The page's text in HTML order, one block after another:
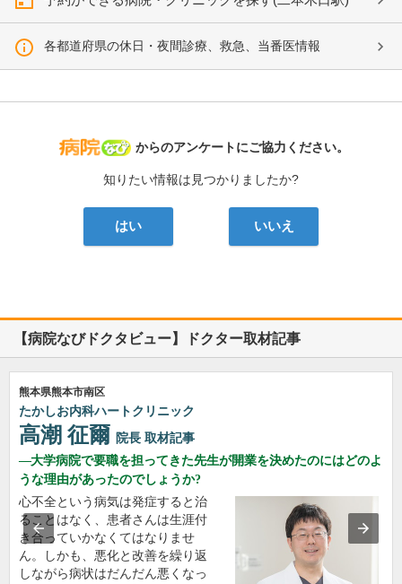
各都道府県の休日・夜間診療、救急、当番医情報
病院なび
からのアンケートにご協力ください。
知りたい情報は見つかりましたか?
はい いいえ
【病院なびドクタビュー】ドクター取材記事
熊本県熊本市南区
たかしお内科ハートクリニック
高潮 征爾 院長 取材記事
大学病院で要職を担ってきた先生が開業を決めたのにはどのよ
うな理由があったのでしょうか?
心不全という病気は発症すると治
ることはなく、患者さんは生涯付
き合っていかなくてはなりませ
ん。しかも、悪化と改善を繰り返
しながら病状はだんだん悪くなっ